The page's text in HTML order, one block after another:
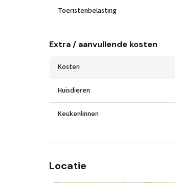
Toeristenbelasting
Extra / aanvullende kosten
Kosten
Huisdieren
Keukenlinnen
Locatie